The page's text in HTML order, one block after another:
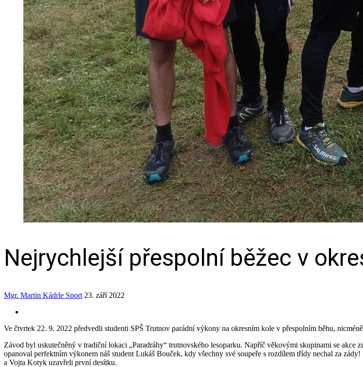
Nejrychlejší přespolní běžec v
Mgr. Martin Kádrle Sport 23. září 2022
Ve čtvrtek 22. 9. 2022 předvedli studenti SPŠ Trutnov parádní výkony na okresním kole v přespolním běhu,
Závod byl uskutečněný v tradiční lokaci „Paradráhy“ trutnovského lesoparku. Napříč věkovými skupinami se
opanoval perfektním výkonem náš student Lukáš Bouček, kdy všechny své soupeře s rozdílem třídy nechal za
a Vojta Kotyk uzavřeli první desítku.